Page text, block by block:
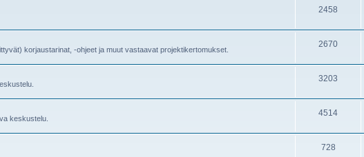
2458
korjaustarinat, -ohjeet ja muut vastaavat projektikertomukset.
2670
3203
keskustelu.
4514
728